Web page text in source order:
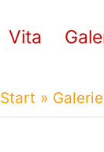
Vita
Start Galerie